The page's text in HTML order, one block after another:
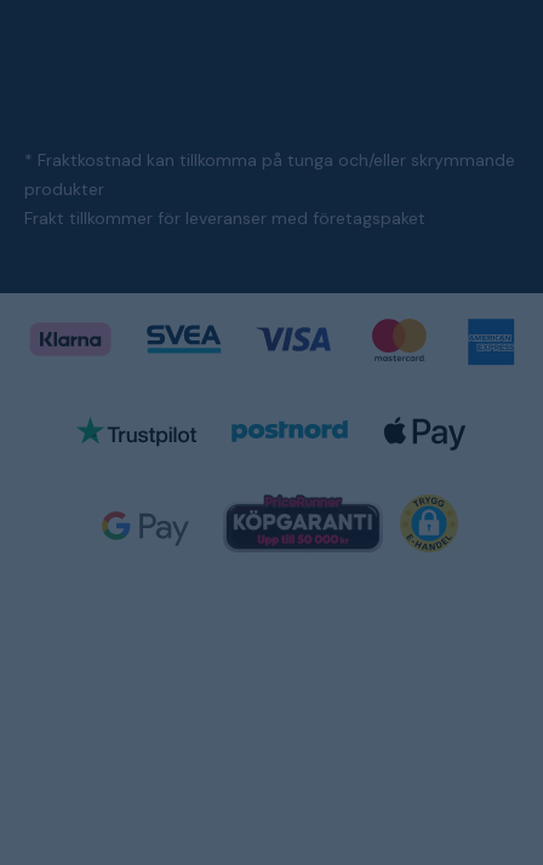
* Fraktkostnad kan tillkomma på tunga och/eller skrymmande
produkter
Frakt tillkommer för leveranser med företagspaket